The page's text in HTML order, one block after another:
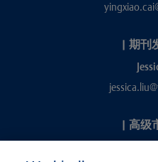
| 期刊
| 高级